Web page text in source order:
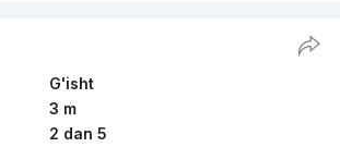
G'isht
3 m
2 dan 5